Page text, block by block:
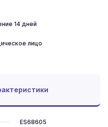
14 дней
лицо
ES68605